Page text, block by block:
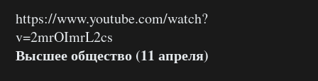
https://www.youtube.com/watch?
v=2mrOImrL2cs
Высшее общество (11 апреля)